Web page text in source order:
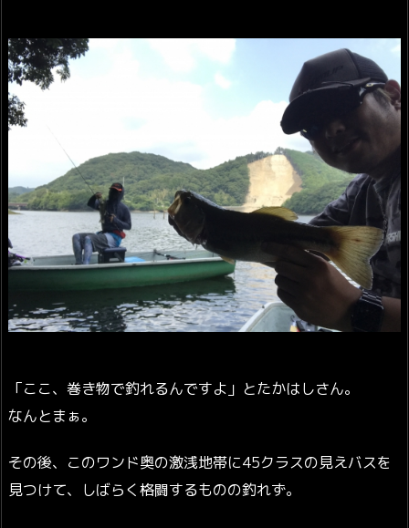
「ここ、巻き物で釣れるんですよ」とたかはしさん。
なんとまぁ。
その後、このワンド奥の激浅地帯に45クラスの見えバスを
見つけて、しばらく格闘するものの釣れず。